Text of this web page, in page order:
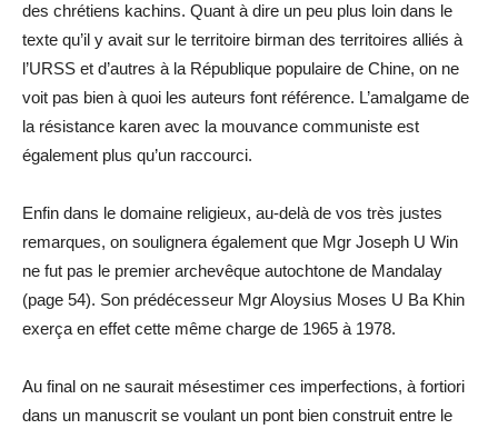
des chrétiens kachins. Quant à dire un peu plus loin dans le
texte qu’il y avait sur le territoire birman des territoires alliés à
l’URSS et d’autres à la République populaire de Chine, on ne
voit pas bien à quoi les auteurs font référence. L’amalgame de
la résistance karen avec la mouvance communiste est
également plus qu’un raccourci.
Enfin dans le domaine religieux, au-delà de vos très justes
remarques, on soulignera également que Mgr Joseph U Win
ne fut pas le premier archevêque autochtone de Mandalay
(page 54). Son prédécesseur Mgr Aloysius Moses U Ba Khin
exerça en effet cette même charge de 1965 à 1978.
Au final on ne saurait mésestimer ces imperfections, à fortiori
dans un manuscrit se voulant un pont bien construit entre le